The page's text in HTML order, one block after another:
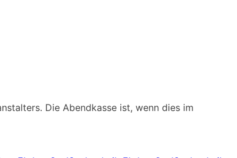
Die Abendkasse ist, wenn dies im